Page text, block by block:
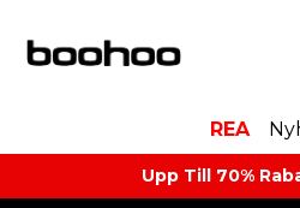
REA
Upp Till 70%